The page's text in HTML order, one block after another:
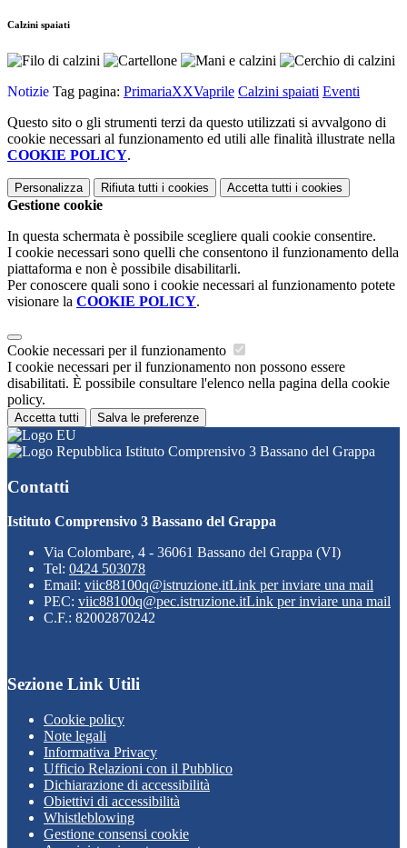
Calzini spaiati
Notizie Tag pagina: PrimariaXXVaprile Calzini spaiati Eventi
Questo sito o gli strumenti terzi da questo utilizzati si avvalgono di
cookie necessari al funzionamento ed utili alle finalità illustrate nella
COOKIE POLICY.
Personalizza Rifiuta tutti i cookies Accetta tutti i cookies
Gestione cookie
In questa schermata è possibile scegliere quali cookie consentire.
I cookie necessari sono quelli che consentono il funzionamento della
piattaforma e non è possibile disabilitarli.
Per conoscere quali sono i cookie necessari al funzionamento potete
visionare la COOKIE POLICY.
Cookie necessari per il funzionamento
I cookie necessari per il funzionamento non possono essere
disabilitati. È possibile consultare l'elenco nella pagina della cookie
policy.
Accetta tutti Salva le preferenze
Istituto Comprensivo 3 Bassano del Grappa
Contatti
Istituto Comprensivo 3 Bassano del Grappa
Via Colombare, 4 - 36061 Bassano del Grappa (VI)
Tel: 0424 503078
Email: viic88100q@istruzione.itLink per inviare una mail
PEC: viic88100q@pec.istruzione.itLink per inviare una mail
C.F.: 82002870242
Sezione Link Utili
Cookie policy
Note legali
Informativa Privacy
Ufficio Relazioni con il Pubblico
Dichiarazione di accessibilità
Obiettivi di accessibilità
Whistleblowing
Gestione consensi cookie